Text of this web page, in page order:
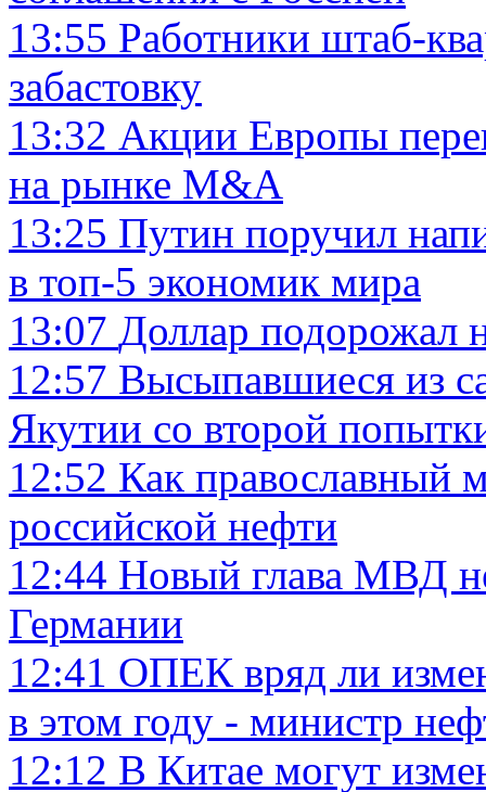
13:55 Работники штаб-
забастовку
13:32 Акции Европы
на рынке M&A
13:25 Путин поручил
в топ-5 экономик мира
13:07 Доллар подорожал
12:57 Высыпавшиеся из
Якутии со второй
12:52 Как православный
российской нефти
12:44 Новый глава МВД
Германии
12:41 ОПЕК вряд ли
в этом году - министр
12:12 В Китае могут